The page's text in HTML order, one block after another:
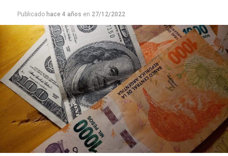
Publicado hace 4 años en 27/12/2022